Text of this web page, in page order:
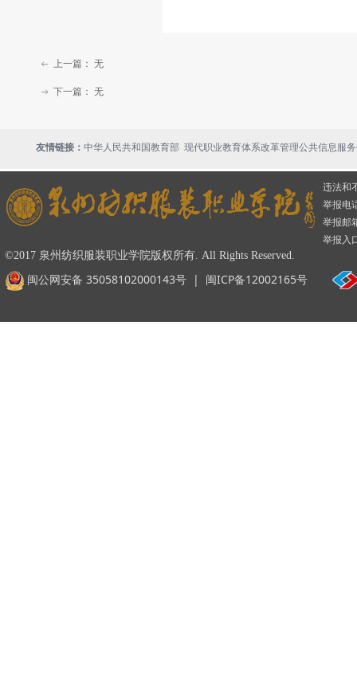
ꂃ 上一篇： 无
ꁹ 下一篇： 无
©2017 泉州纺织服装职业学院版权所有. All Rights Reserved.
闽公网安备 35058102000143号 | 闽ICP备12002165号
违法和
举报电
举报邮
举报入
友情链接： 中华人民共和国教育部 现代职业教育体系改革管理公共信息服